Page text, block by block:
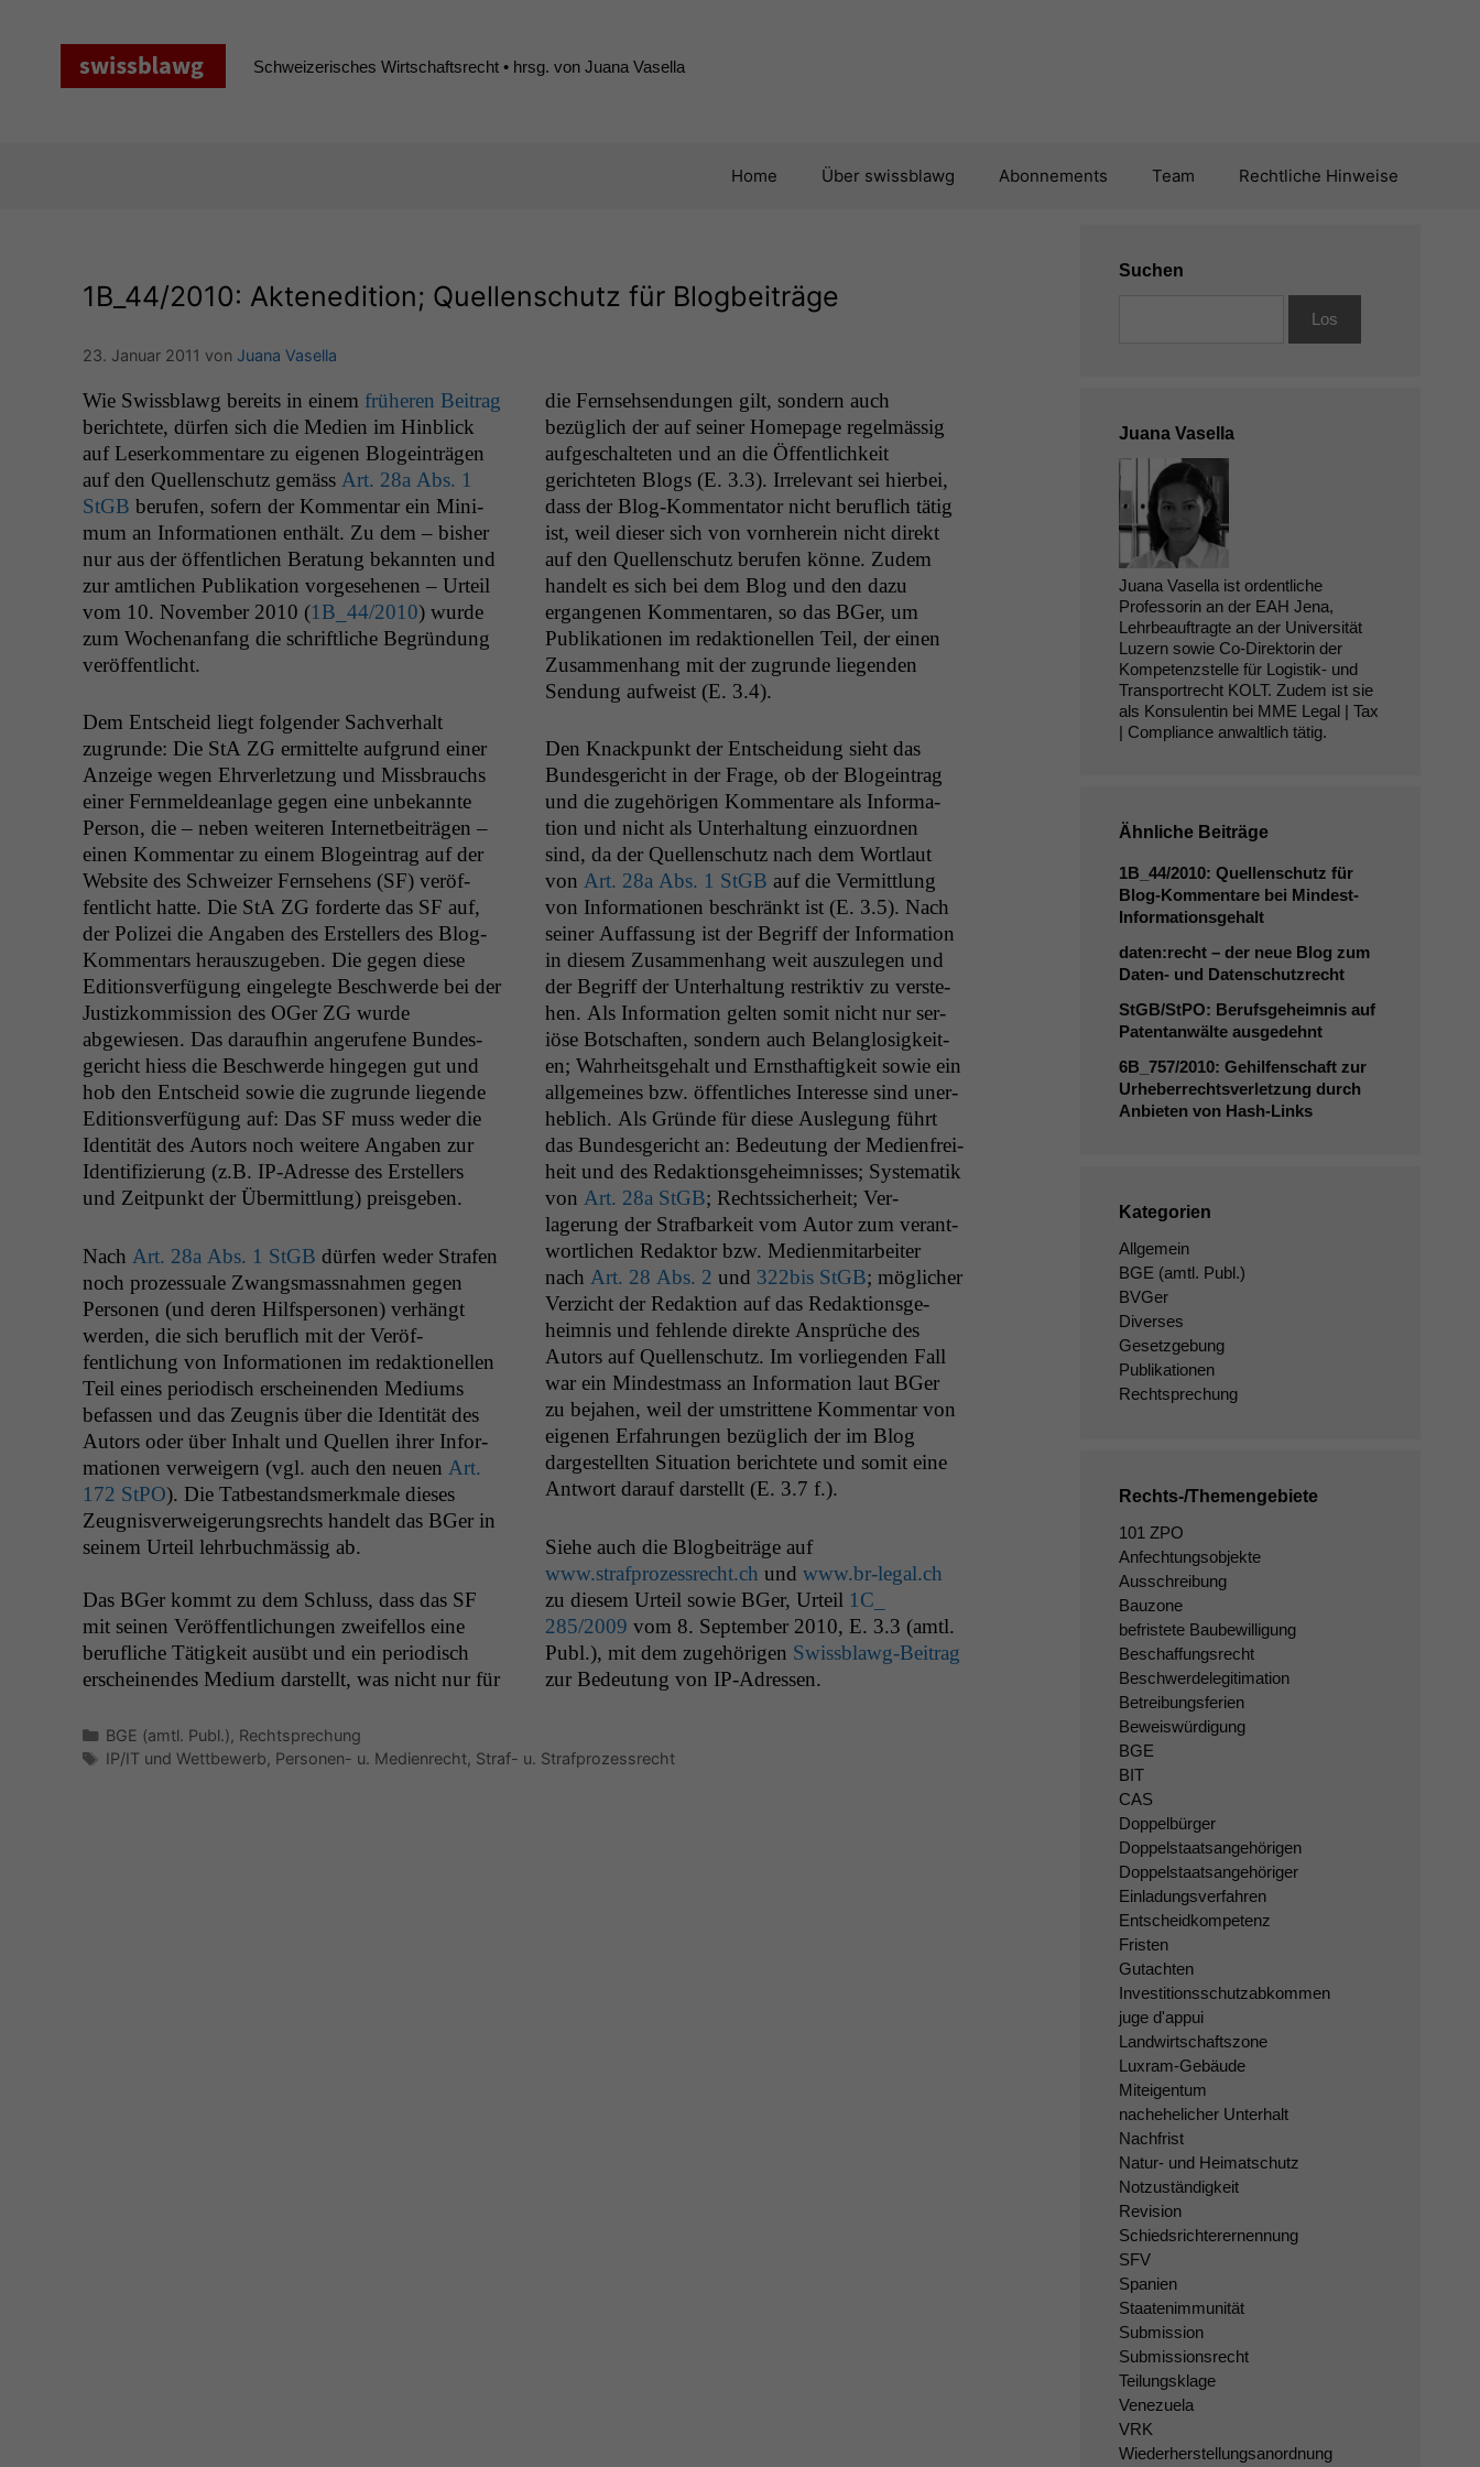
Schweizerisches Wirtschaftsrecht • hrsg. von Juana Vasella
Home Über swissblawg Abonnements Team Rechtliche Hinweise
1B_44/2010: Aktenedition; Quellenschutz für Blogbeiträge
23. Januar 2011 von Juana Vasella
Wie Swiss­blawg bere­its in einem früheren Beitrag
berichtete, dür­fen sich die Medi­en im Hin­blick
auf Leserkom­mentare zu eige­nen Blo­gein­trä­gen
auf den Quel­len­schutz gemäss Art. 28a Abs. 1
StGB berufen, sofern der Kom­men­tar ein Min­i­
mum an Infor­ma­tio­nen enthält. Zu dem – bish­er
nur aus der öffentlichen Beratung bekan­nten und
zur amtlichen Pub­lika­tion vorge­se­henen – Urteil
vom 10. Novem­ber 2010 (1B_44/2010) wurde
zum Wochenan­fang die schriftliche Begrün­dung
veröffentlicht.
Dem Entscheid liegt fol­gen­der Sachver­halt
zugrunde: Die StA ZG ermit­telte auf­grund ein­er
Anzeige wegen Ehrver­let­zung und Miss­brauchs
ein­er Fer­n­meldean­lage gegen eine unbekan­nte
Per­son, die – neben weit­eren Inter­net­beiträ­gen –
einen Kom­men­tar zu einem Blo­gein­trag auf der
Web­site des Schweiz­er Fernse­hens (SF) veröf­
fentlicht hat­te. Die StA ZG forderte das SF auf,
der Polizei die Angaben des Erstellers des Blog-
Kom­men­tars her­auszugeben. Die gegen diese
Edi­tionsver­fü­gung ein­gelegte Beschw­erde bei der
Jus­tizkom­mis­sion des OGer ZG wurde
abgewiesen. Das daraufhin angerufene Bun­des­
gericht hiess die Beschw­erde hinge­gen gut und
hob den Entscheid sowie die zugrunde liegende
Edi­tionsver­fü­gung auf: Das SF muss wed­er die
Iden­tität des Autors noch weit­ere Angaben zur
Iden­ti­fizierung (z.B. IP-Adresse des Erstellers
und Zeit­punkt der Über­mit­tlung) preisgeben.
Nach Art. 28a Abs. 1 StGB dür­fen wed­er Strafen
noch prozes­suale Zwangs­mass­nah­men gegen
Per­so­n­en (und deren Hil­f­sper­so­n­en) ver­hängt
wer­den, die sich beru­flich mit der Veröf­
fentlichung von Infor­ma­tio­nen im redak­tionellen
Teil eines peri­odisch erscheinen­den Medi­ums
befassen und das Zeug­nis über die Iden­tität des
Autors oder über Inhalt und Quellen ihrer Infor­
ma­tio­nen ver­weigern (vgl. auch den neuen Art.
172 StPO). Die Tatbe­standsmerk­male dieses
Zeug­nisver­weigerungsrechts han­delt das BGer in
seinem Urteil lehrbuch­mäs­sig ab.
Das BGer kommt zu dem Schluss, dass das SF
mit seinen Veröf­fentlichun­gen zweifel­los eine
beru­fliche Tätigkeit ausübt und ein peri­odisch
erscheinen­des Medi­um darstellt, was nicht nur für
die Fernsehsendun­gen gilt, son­dern auch
bezüglich der auf sein­er Home­page regelmäs­sig
aufgeschal­teten und an die Öffentlichkeit
gerichteten Blogs (E. 3.3). Irrel­e­vant sei hier­bei,
dass der Blog-Kom­men­ta­tor nicht beru­flich tätig
ist, weil dieser sich von vorn­here­in nicht direkt
auf den Quel­len­schutz berufen könne. Zudem
han­delt es sich bei dem Blog und den dazu
ergan­genen Kom­mentaren, so das BGer, um
Pub­lika­tio­nen im redak­tionellen Teil, der einen
Zusam­men­hang mit der zugrunde liegen­den
Sendung aufweist (E. 3.4).
Den Knack­punkt der Entschei­dung sieht das
Bun­des­gericht in der Frage, ob der Blo­gein­trag
und die zuge­höri­gen Kom­mentare als Infor­ma­
tion und nicht als Unter­hal­tung einzuord­nen
sind, da der Quel­len­schutz nach dem Wort­laut
von Art. 28a Abs. 1 StGB auf die Ver­mit­tlung
von Infor­ma­tio­nen beschränkt ist (E. 3.5). Nach
sein­er Auf­fas­sung ist der Begriff der Infor­ma­tion
in diesem Zusam­men­hang weit auszule­gen und
der Begriff der Unter­hal­tung restrik­tiv zu ver­ste­
hen. Als Infor­ma­tion gel­ten somit nicht nur ser­
iöse Botschaften, son­dern auch Belan­glosigkeit­
en; Wahrheits­ge­halt und Ern­sthaftigkeit sowie ein
all­ge­meines bzw. öffentlich­es Inter­esse sind uner­
he­blich. Als Gründe für diese Ausle­gung führt
das Bun­des­gericht an: Bedeu­tung der Medi­en­frei­
heit und des Redak­tion­s­ge­heimniss­es; Sys­tem­atik
von Art. 28a StGB; Rechtssicher­heit; Ver­
lagerung der Straf­barkeit vom Autor zum ver­ant­
wortlichen Redak­tor bzw. Medi­en­mi­tar­beit­er
nach Art. 28 Abs. 2 und 322bis StGB; möglich­er
Verzicht der Redak­tion auf das Redak­tion­s­ge­
heim­nis und fehlende direk­te Ansprüche des
Autors auf Quel­len­schutz. Im vor­liegen­den Fall
war ein Min­dest­mass an Infor­ma­tion laut BGer
zu beja­hen, weil der umstrit­tene Kom­men­tar von
eige­nen Erfahrun­gen bezüglich der im Blog
dargestell­ten Sit­u­a­tion berichtete und somit eine
Antwort darauf darstellt (E. 3.7 f.).
Siehe auch die Blog­beiträge auf
www.strafprozessrecht.ch und www.br-legal.ch
zu diesem Urteil sowie BGer, Urteil 1C_
285/2009 vom 8. Sep­tem­ber 2010, E. 3.3 (amtl.
Publ.), mit dem zuge­höri­gen Swiss­blawg-Beitrag
zur Bedeu­tung von IP-Adressen.
Kategorien
BGE (amtl. Publ.), Rechtsprechung
Schlagwörter
IP/IT und Wettbewerb, Personen- u. Medienrecht, Straf- u. Strafprozessrecht
Suchen
Juana Vasella
Juana Vasella ist ordentliche
Professorin an der EAH Jena,
Lehrbeauftragte an der Universität
Luzern sowie Co-Direktorin der
Kompetenzstelle für Logistik- und
Transportrecht KOLT. Zudem ist sie
als Konsulentin bei MME Legal | Tax
| Compliance anwaltlich tätig.
Ähnliche Beiträge
1B_44/2010: Quellenschutz für
Blog-Kommentare bei Mindest-
Informationsgehalt
daten:recht – der neue Blog zum
Daten- und Datenschutzrecht
StGB/StPO: Berufsgeheimnis auf
Patentanwälte ausgedehnt
6B_757/2010: Gehilfenschaft zur
Urheberrechtsverletzung durch
Anbieten von Hash-Links
Kategorien
Allgemein
BGE (amtl. Publ.)
BVGer
Diverses
Gesetzgebung
Publikationen
Rechtsprechung
Rechts-/Themengebiete
101 ZPO
Anfechtungsobjekte
Ausschreibung
Bauzone
befristete Baubewilligung
Beschaffungsrecht
Beschwerdelegitimation
Betreibungsferien
Beweiswürdigung
BGE
BIT
CAS
Doppelbürger
Doppelstaatsangehörigen
Doppelstaatsangehöriger
Einladungsverfahren
Entscheidkompetenz
Fristen
Gutachten
Investitionsschutzabkommen
juge d'appui
Landwirtschaftszone
Luxram-Gebäude
Miteigentum
nachehelicher Unterhalt
Nachfrist
Natur- und Heimatschutz
Notzuständigkeit
Revision
Schiedsrichterernennung
SFV
Spanien
Staatenimmunität
Submission
Submissionsrecht
Teilungsklage
Venezuela
VRK
Wiederherstellungsanordnung